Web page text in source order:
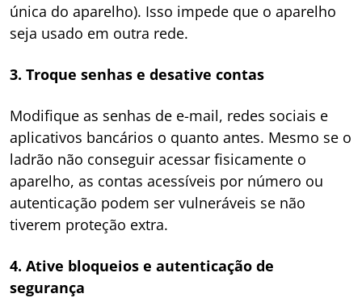
única do aparelho). Isso impede que o aparelho
seja usado em outra rede.
3. Troque senhas e desative contas
Modifique as senhas de e-mail, redes sociais e
aplicativos bancários o quanto antes. Mesmo se o
ladrão não conseguir acessar fisicamente o
aparelho, as contas acessíveis por número ou
autenticação podem ser vulneráveis se não
tiverem proteção extra.
4. Ative bloqueios e autenticação de
segurança